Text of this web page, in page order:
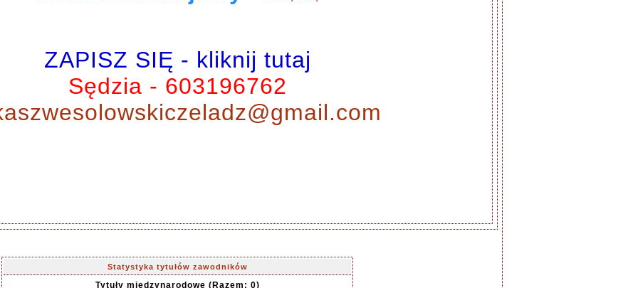
ZAPISZ SIĘ - kliknij tutaj
Sędzia - 603196762
Statystyka tytułów zawodników
Tytuły międzynarodowe (Razem: 0)